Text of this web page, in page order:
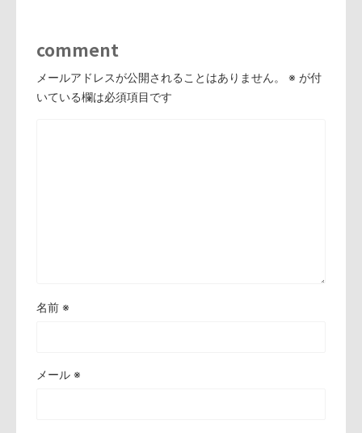
comment
メールアドレスが公開されることはありません。 ※ が付
いている欄は必須項目です
名前 ※
メール ※